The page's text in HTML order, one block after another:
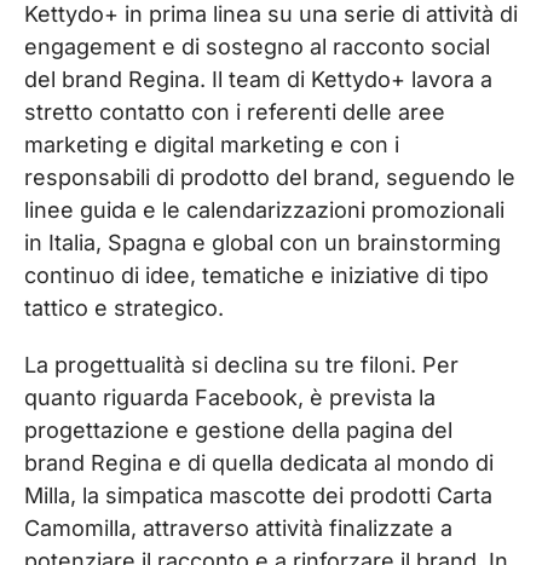
Kettydo+ in prima linea su una serie di attività di
engagement e di sostegno al racconto social
del brand Regina. Il team di Kettydo+ lavora a
stretto contatto con i referenti delle aree
marketing e digital marketing e con i
responsabili di prodotto del brand, seguendo le
linee guida e le calendarizzazioni promozionali
in Italia, Spagna e global con un brainstorming
continuo di idee, tematiche e iniziative di tipo
tattico e strategico.
La progettualità si declina su tre filoni. Per
quanto riguarda Facebook, è prevista la
progettazione e gestione della pagina del
brand Regina e di quella dedicata al mondo di
Milla, la simpatica mascotte dei prodotti Carta
Camomilla, attraverso attività finalizzate a